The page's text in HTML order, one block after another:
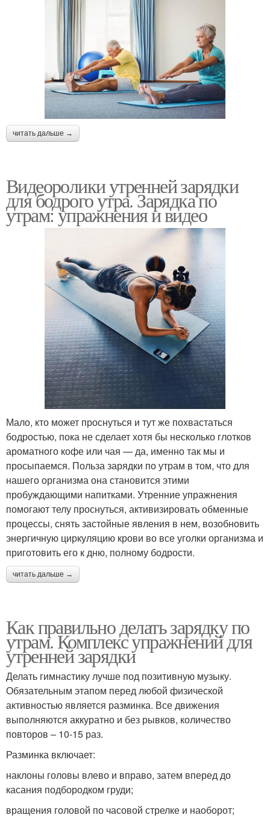
читать дальше →
Видеоролики утренней зарядки
для бодрого утра. Зарядка по
утрам: упражнения и видео
Мало, кто может проснуться и тут же похвастаться
бодростью, пока не сделает хотя бы несколько глотков
ароматного кофе или чая — да, именно так мы и
просыпаемся. Польза зарядки по утрам в том, что для
нашего организма она становится этими
пробуждающими напитками. Утренние упражнения
помогают телу проснуться, активизировать обменные
процессы, снять застойные явления в нем, возобновить
энергичную циркуляцию крови во все уголки организма и
приготовить его к дню, полному бодрости.
читать дальше →
Как правильно делать зарядку по
утрам. Комплекс упражнений для
утренней зарядки
Делать гимнастику лучше под позитивную музыку.
Обязательным этапом перед любой физической
активностью является разминка. Все движения
выполняются аккуратно и без рывков, количество
повторов – 10-15 раз.
Разминка включает:
наклоны головы влево и вправо, затем вперед до
касания подбородком груди;
вращения головой по часовой стрелке и наоборот;